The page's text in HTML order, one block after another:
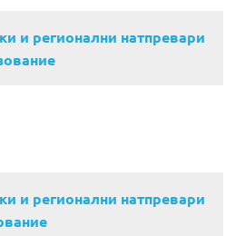
и регионални натпревари
и регионални натпревари